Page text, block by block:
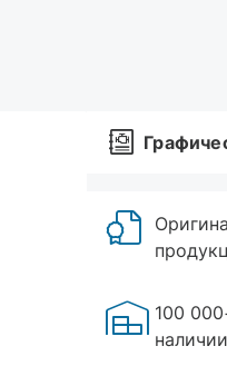
100
наличии